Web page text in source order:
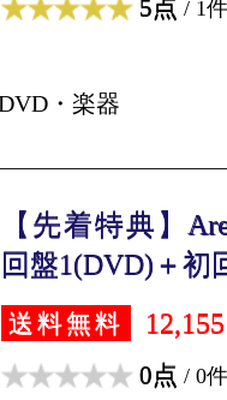
5点 / 1件
・楽器
【先着特典】
回盤1(DVD)＋初
送料無料
0点 / 0件